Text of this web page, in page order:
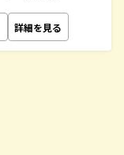
詳細を見る